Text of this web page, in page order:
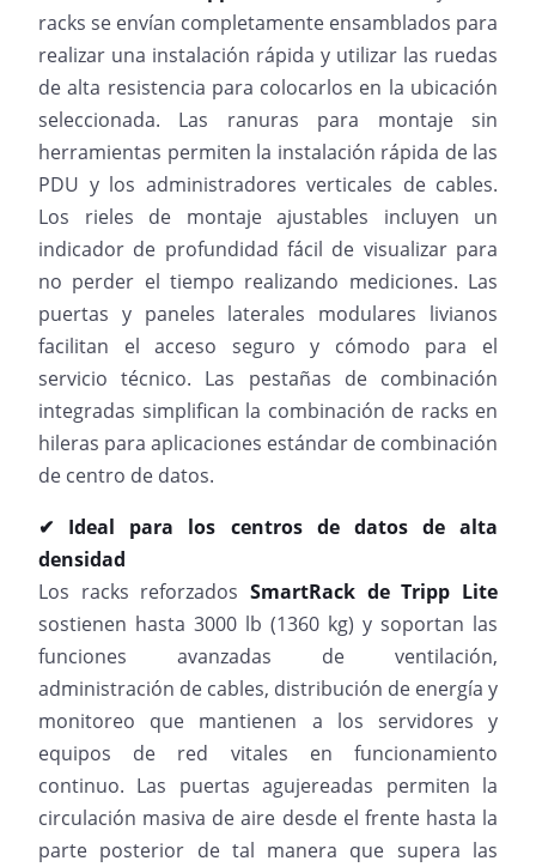
racks se envían completamente ensamblados para
realizar una instalación rápida y utilizar las ruedas
de alta resistencia para colocarlos en la ubicación
seleccionada. Las ranuras para montaje sin
herramientas permiten la instalación rápida de las
PDU y los administradores verticales de cables.
Los rieles de montaje ajustables incluyen un
indicador de profundidad fácil de visualizar para
no perder el tiempo realizando mediciones. Las
puertas y paneles laterales modulares livianos
facilitan el acceso seguro y cómodo para el
servicio técnico. Las pestañas de combinación
integradas simplifican la combinación de racks en
hileras para aplicaciones estándar de combinación
de centro de datos.
✔ Ideal para los centros de datos de alta
densidad
Los racks reforzados SmartRack de Tripp Lite
sostienen hasta 3000 lb (1360 kg) y soportan las
funciones avanzadas de ventilación,
administración de cables, distribución de energía y
monitoreo que mantienen a los servidores y
equipos de red vitales en funcionamiento
continuo. Las puertas agujereadas permiten la
circulación masiva de aire desde el frente hasta la
parte posterior de tal manera que supera las